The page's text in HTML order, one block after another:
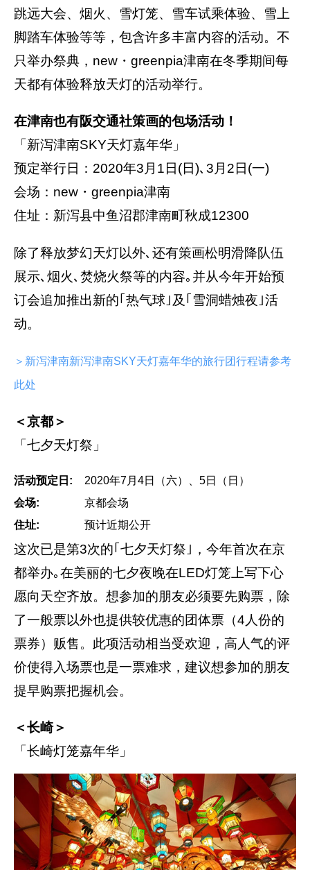
跳远大会、烟火、雪灯笼、雪车试乘体验、雪上
脚踏车体验等等，包含许多丰富内容的活动。不
只举办祭典，new・greenpia津南在冬季期间每
天都有体验释放天灯的活动举行。
在津南也有阪交通社策画的包场活动！
「新泻津南SKY天灯嘉年华」
预定举行日：2020年3月1日(日)､3月2日(一)
会场：new・greenpia津南
住址：新泻县中鱼沼郡津南町秋成12300
除了释放梦幻天灯以外､还有策画松明滑降队伍
展示､烟火､焚烧火祭等的内容｡并从今年开始预
订会追加推出新的｢热气球｣及｢雪洞蜡烛夜｣活
动。
＞新泻津南新泻津南SKY天灯嘉年华的旅行团行程请参考
此处
＜京都＞
「七夕天灯祭」
活动预定日:
2020年7月4日（六）、5日（日）
会场:
京都会场
住址:
预计近期公开
这次已是第3次的｢七夕天灯祭｣，今年首次在京
都举办｡在美丽的七夕夜晚在LED灯笼上写下心
愿向天空齐放。想参加的朋友必须要先购票，除
了一般票以外也提供较优惠的团体票（4人份的
票券）贩售。此项活动相当受欢迎，高人气的评
价使得入场票也是一票难求，建议想参加的朋友
提早购票把握机会。
＜长崎＞
「长崎灯笼嘉年华」